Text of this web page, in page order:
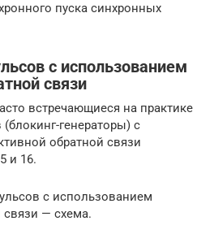
пуска синхронных
с использованием
связи
встречающиеся на практике
генераторы) с
обратной связи
и 16.
с использованием
связи — схема.